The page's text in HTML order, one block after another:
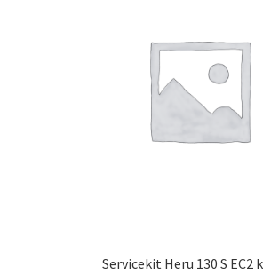
Servicekit Heru 130 S EC2